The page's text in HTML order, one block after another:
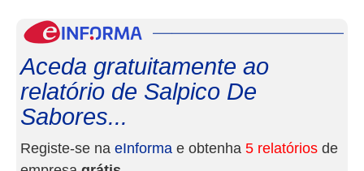
Aceda gratuitamente ao
relatório de Salpico De
Sabores...
Registe-se na eInforma e obtenha 5 relatórios de